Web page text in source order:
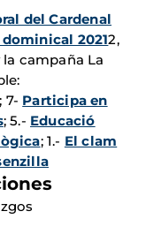
del Cardenal
dominical 20212,
campaña La
; 7- Participa en
; 5.- Educació
; 1.- El clam